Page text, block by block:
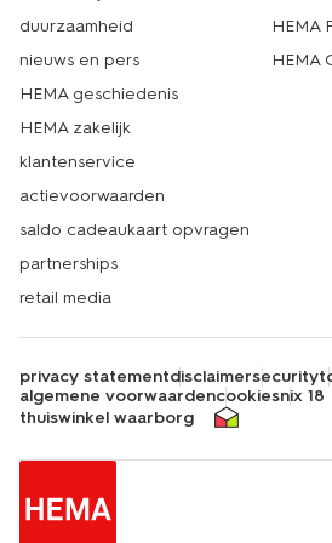
Een pluche knuffel is een knuffel
zachte stof met kleine haartjes.
knuffelig aan. Daarom zijn pluche
bij kinderen.
duurzaamheid
nieuws en pers
HEMA geschiedenis
HEMA zakelijk
klantenservice
actievoorwaarden
saldo cadeaukaart opvragen
partnerships
retail media
HEMA
HEMA
privacy statementdisclaimersecurity
algemene voorwaardencookiesnix 18
thuiswinkel waarborg